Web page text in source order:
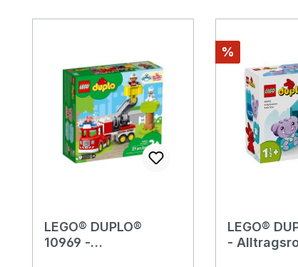
LEGO® DUPLO®
10969 -
Rabatt
%
LEGO®
-